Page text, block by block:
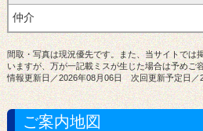
間取・写真は現況優先です。また、当サイトでは
いますが、万が一記載ミスが生じた場合は予めご
情報更新日／2026年08月06日 次回更新予定日／
ご案内地図